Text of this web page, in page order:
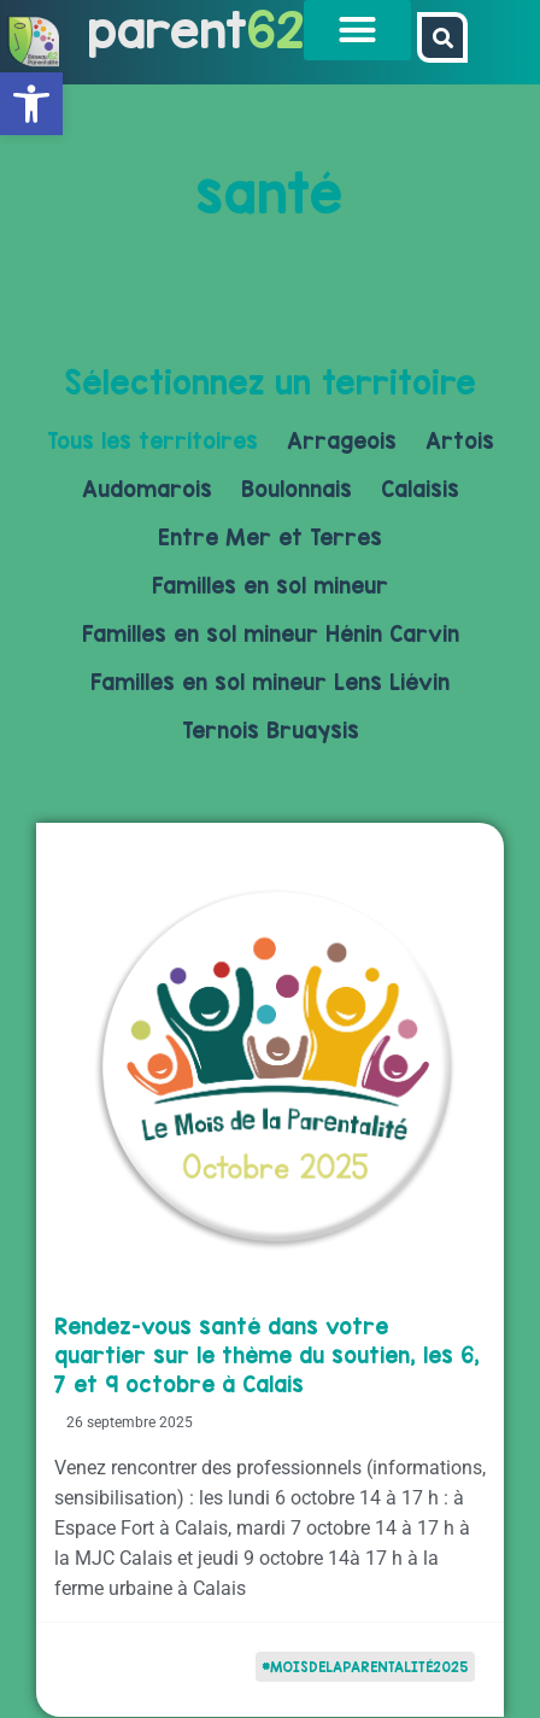
Ouvrir la barre d’outils
parent62
santé
Sélectionnez un territoire
Tous les territoires Arrageois
Artois
Audomarois
Boulonnais
Calaisis
Entre Mer et Terres
Familles en sol mineur
Familles en sol mineur Hénin Carvin
Familles en sol mineur Lens Liévin
Ternois Bruaysis
Rendez-vous santé dans votre
quartier sur le thème du soutien, les 6,
7 et 9 octobre à Calais
26 septembre 2025
Venez rencontrer des professionnels (informations,
sensibilisation) : les lundi 6 octobre 14 à 17 h : à
Espace Fort à Calais, mardi 7 octobre 14 à 17 h à
la MJC Calais et jeudi 9 octobre 14à 17 h à la
ferme urbaine à Calais
#MOISDELAPARENTALITÉ2025